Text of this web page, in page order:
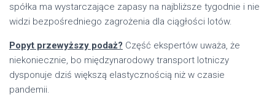
spółka ma wystarczające zapasy na najbliższe tygodnie i nie
widzi bezpośredniego zagrożenia dla ciągłości lotów.
Popyt przewyższy podaż? Część ekspertów uważa, że
niekoniecznie, bo międzynarodowy transport lotniczy
dysponuje dziś większą elastycznością niż w czasie
pandemii.